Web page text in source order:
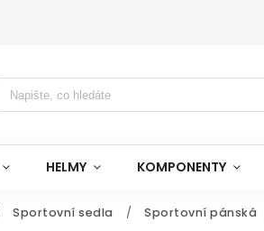
HELMY KOMPONENTY
Sportovní sedla / Sportovní pánská